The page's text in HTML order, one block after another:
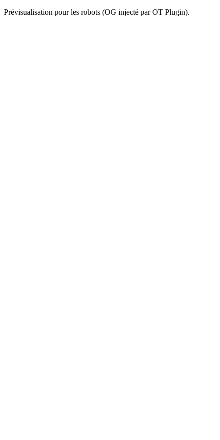
Prévisualisation pour les robots (OG injecté par OT Plugin).